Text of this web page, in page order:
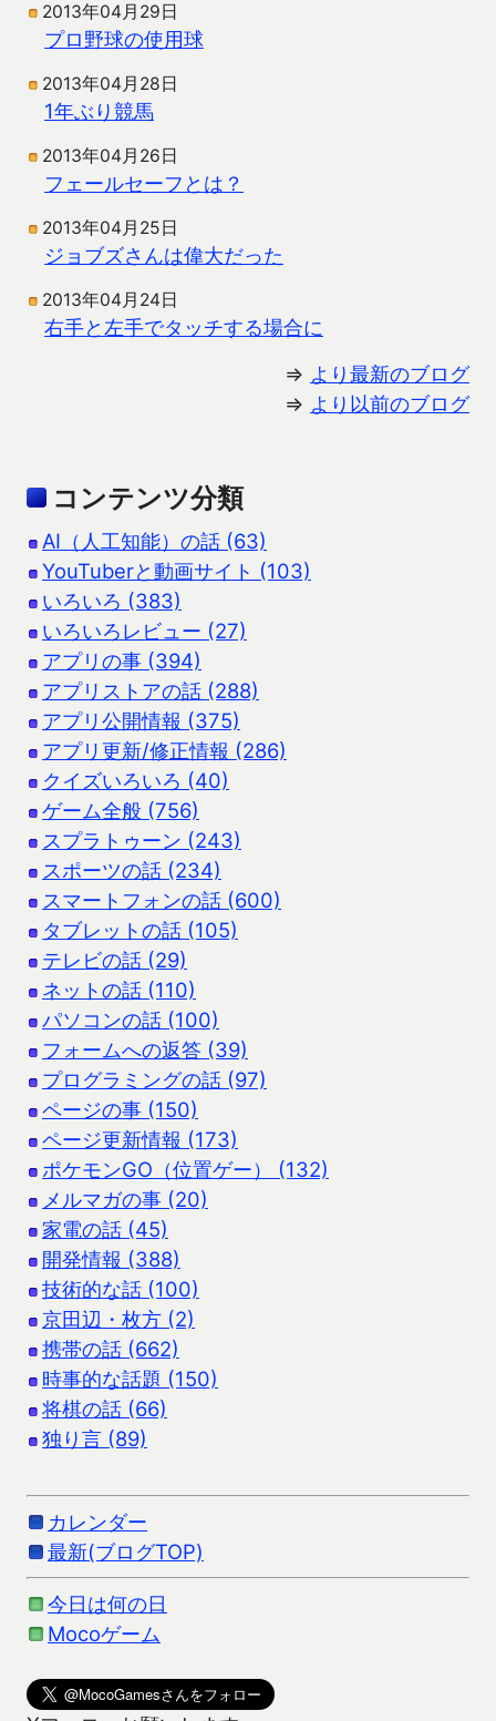
2013年04月29日
プロ野球の使用球
2013年04月28日
1年ぶり競馬
2013年04月26日
フェールセーフとは？
2013年04月25日
ジョブズさんは偉大だった
2013年04月24日
右手と左手でタッチする場合に
⇒ より最新のブログ
⇒ より以前のブログ
コンテンツ分類
AI（人工知能）の話 (63)
YouTuberと動画サイト (103)
いろいろ (383)
いろいろレビュー (27)
アプリの事 (394)
アプリストアの話 (288)
アプリ公開情報 (375)
アプリ更新/修正情報 (286)
クイズいろいろ (40)
ゲーム全般 (756)
スプラトゥーン (243)
スポーツの話 (234)
スマートフォンの話 (600)
タブレットの話 (105)
テレビの話 (29)
ネットの話 (110)
パソコンの話 (100)
フォームへの返答 (39)
プログラミングの話 (97)
ページの事 (150)
ページ更新情報 (173)
ポケモンGO（位置ゲー） (132)
メルマガの事 (20)
家電の話 (45)
開発情報 (388)
技術的な話 (100)
京田辺・枚方 (2)
携帯の話 (662)
時事的な話題 (150)
将棋の話 (66)
独り言 (89)
カレンダー
最新(ブログTOP)
今日は何の日
Mocoゲーム